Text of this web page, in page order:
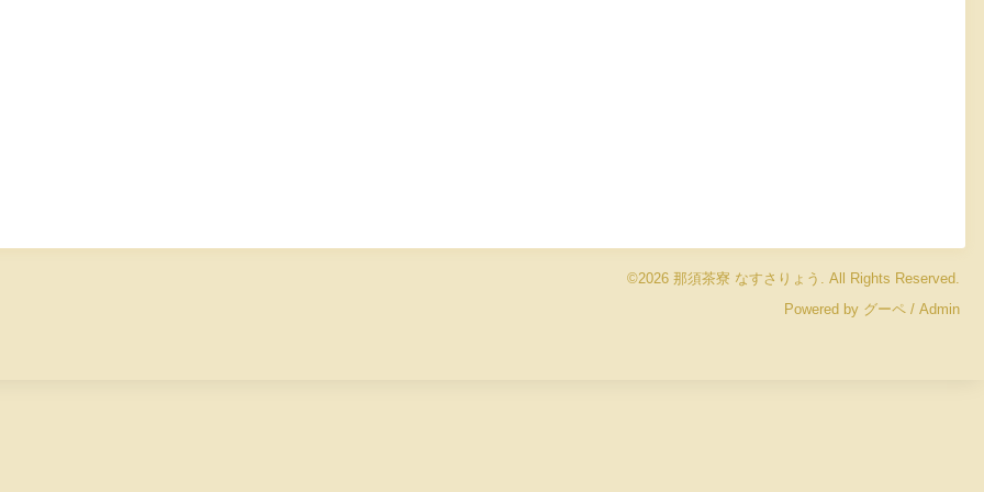
©2026 那須茶寮 なすさりょう . All Rights Reserved.
Powered by グーペ / Admin